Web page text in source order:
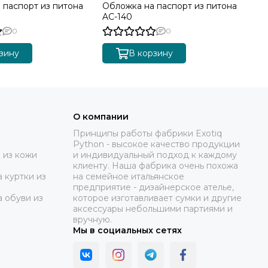
из питона
0
Обложка на паспорт из питона
AC-140
0
В корзину
из кожи
куртки из
обуви из
О компании
Принципы работы фабрики Exotiq
Python - высокое качество продукции
и индивидуальный подход к каждому
клиенту. Наша фабрика очень похожа
на семейное итальянское
предприятие - дизайнерское ателье,
которое изготавливает сумки и другие
аксессуары небольшими партиями и
вручную.
Мы в социальных сетях